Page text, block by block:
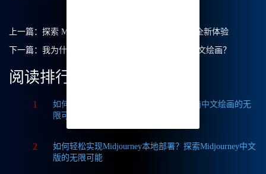
上一篇： 探索 Midjourney 中文官网：Mj中文绘画的全新体验
下一篇： 我为什么选择Midjourney官方中文版进行中文绘画？
阅读排行
1
如何获取Midjourney破解版免费？探索Mj中文绘画的无
限可能
2
如何轻松实现Midjourney本地部署？探索Midjourney中文
版的无限可能